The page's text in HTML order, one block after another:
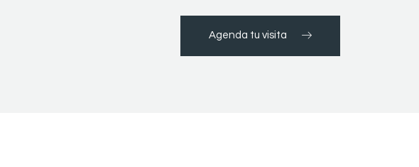
Agenda tu visita